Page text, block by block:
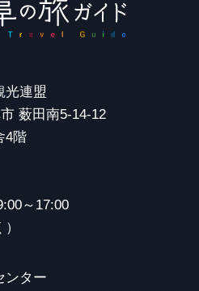
連盟
薮田南5-14-12
4階
～17:00
ンター